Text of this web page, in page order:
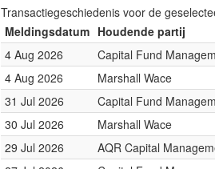
Transactiegeschiedenis voor de
Meldingsdatum Houdende partij
4 Aug 2026
Capital Fund
4 Aug 2026
Marshall Wace
31 Jul 2026
Capital Fund
30 Jul 2026
Marshall Wace
29 Jul 2026
AQR Capital